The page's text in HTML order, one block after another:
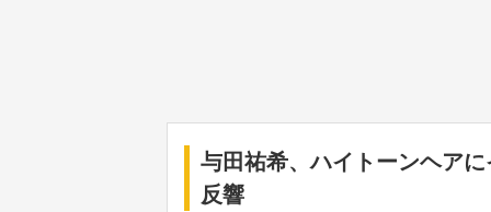
与田祐希、ハイトーンヘア
反響